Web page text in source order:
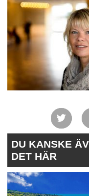
DU KANSKE
DET HÄR